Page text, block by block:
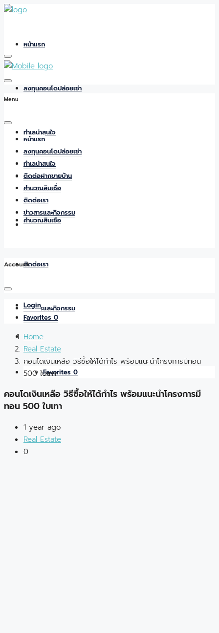
หน้าแรก
ลงทุนคอนโดปล่อยเช่า
ทำเลน่าสนใจ
ติดต่อฝากขายบ้าน
คำนวณสินเชื่อ
ติดต่อเรา
ข่าวสารและกิจกรรม
Favorites 0
Menu
หน้าแรก
ลงทุนคอนโดปล่อยเช่า
ทำเลน่าสนใจ
ติดต่อฝากขายบ้าน
คำนวณสินเชื่อ
ติดต่อเรา
ข่าวสารและกิจกรรม
Account
Login
Favorites 0
Home
Real Estate
คอนโดเงินเหลือ วิธีซื้อให้ได้กำไร พร้อมแนะนำโครงการมีทอน
500 ใบเทา
คอนโดเงินเหลือ วิธีซื้อให้ได้กำไร พร้อมแนะนำโครงการมี
ทอน 500 ใบเทา
1 year ago
Real Estate
0